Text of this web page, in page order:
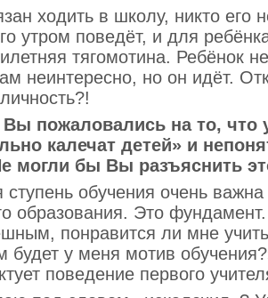
ходить в школу, никто его
утром поведёт, и для
тягомотина. Ребёнок
неинтересно, но он идёт.
пожаловались на то, что
калечат детей» и
могли бы Вы разъяснить
ступень обучения очень важна
образования. Это
понравится ли мне
будет у меня мотив
поведение первого